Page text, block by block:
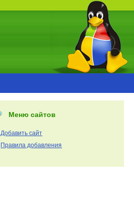
Меню сайтов
Добавить сайт
Правила добавления